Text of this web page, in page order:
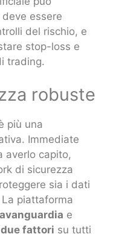
essere
del rischio, e
stop-loss e
trading.
robuste
più una
Immediate
averlo capito,
di sicurezza
sia i dati
piattaforma
e
due fattori su tutti